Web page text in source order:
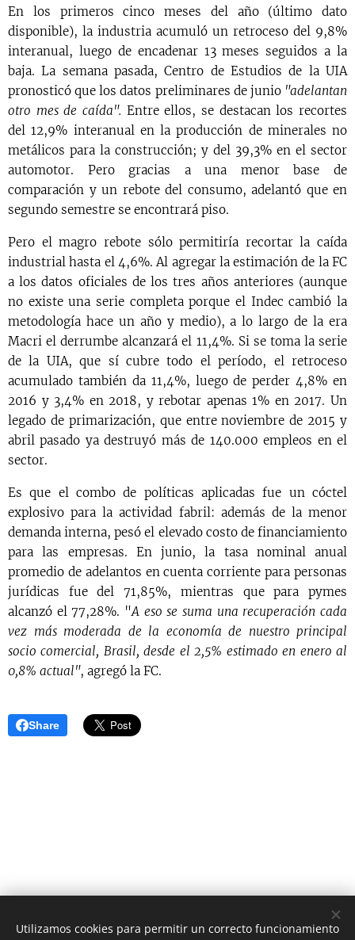
En los primeros cinco meses del año (último dato
disponible), la industria acumuló un retroceso del 9,8%
interanual, luego de encadenar 13 meses seguidos a la
baja. La semana pasada, Centro de Estudios de la UIA
pronosticó que los datos preliminares de junio "adelantan
otro mes de caída". Entre ellos, se destacan los recortes
del 12,9% interanual en la producción de minerales no
metálicos para la construcción; y del 39,3% en el sector
automotor. Pero gracias a una menor base de
comparación y un rebote del consumo, adelantó que en
segundo semestre se encontrará piso.
Pero el magro rebote sólo permitiría recortar la caída
industrial hasta el 4,6%. Al agregar la estimación de la FC
a los datos oficiales de los tres años anteriores (aunque
no existe una serie completa porque el Indec cambió la
metodología hace un año y medio), a lo largo de la era
Macri el derrumbe alcanzará el 11,4%. Si se toma la serie
de la UIA, que sí cubre todo el período, el retroceso
acumulado también da 11,4%, luego de perder 4,8% en
2016 y 3,4% en 2018, y rebotar apenas 1% en 2017. Un
legado de primarización, que entre noviembre de 2015 y
abril pasado ya destruyó más de 140.000 empleos en el
sector.
Es que el combo de políticas aplicadas fue un cóctel
explosivo para la actividad fabril: además de la menor
demanda interna, pesó el elevado costo de financiamiento
para las empresas. En junio, la tasa nominal anual
promedio de adelantos en cuenta corriente para personas
jurídicas fue del 71,85%, mientras que para pymes
alcanzó el 77,28%. "A eso se suma una recuperación cada
vez más moderada de la economía de nuestro principal
socio comercial, Brasil, desde el 2,5% estimado en enero al
0,8% actual", agregó la FC.
Share
Utilizamos cookies para permitir un correcto funcionamiento